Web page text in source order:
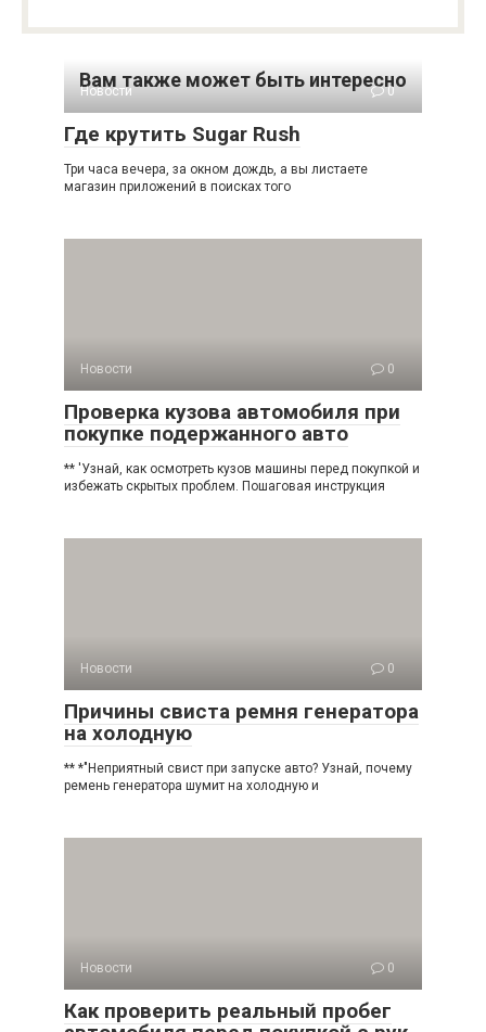
Вам также может быть интересно
Новости 0
Где крутить Sugar Rush
Три часа вечера, за окном дождь, а вы листаете
магазин приложений в поисках того
Новости 0
Проверка кузова автомобиля при
покупке подержанного авто
** 'Узнай, как осмотреть кузов машины перед покупкой и
избежать скрытых проблем. Пошаговая инструкция
Новости 0
Причины свиста ремня генератора
на холодную
** *"Неприятный свист при запуске авто? Узнай, почему
ремень генератора шумит на холодную и
Новости 0
Как проверить реальный пробег